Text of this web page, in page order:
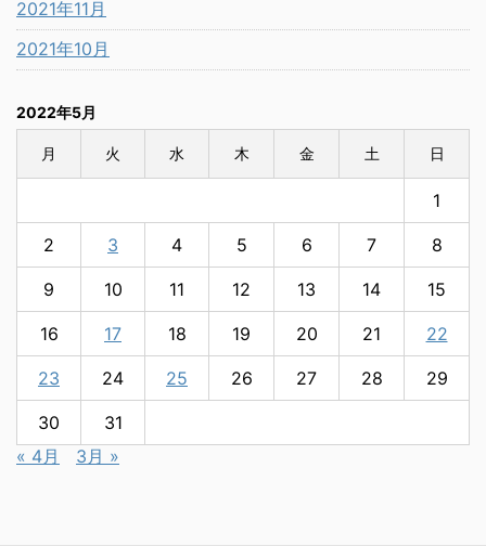
2021年11月
2021年10月
2022年5月
月 火 水 木 金 土 日
1
2 3 4 5 6 7 8
9 10 11 12 13 14 15
16 17 18 19 20 21 22
23 24 25 26 27 28 29
30
31
« 4月
3月 »